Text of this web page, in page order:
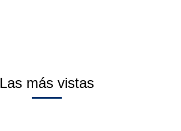
Las más vistas